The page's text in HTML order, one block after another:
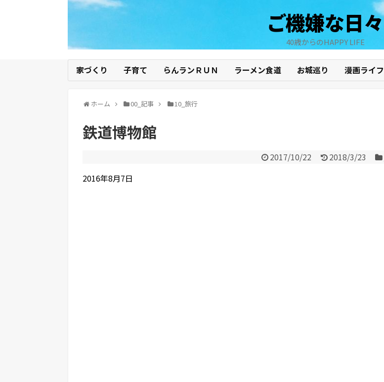
ご機嫌な日々
40歳からのHAPPY LIFE
家づくり 子育て らんランＲＵＮ ラーメン食道 お城巡り 漫画ライフ
ホーム 00_記事 10_旅行
鉄道博物館
2017/10/22 2018/3/23
2016年8月7日